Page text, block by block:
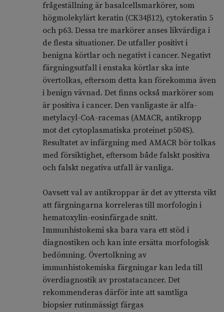
frågeställning är basalcellsmarkörer, som
högmolekylärt keratin (CK34β12), cytokeratin 5
och p63. Dessa tre markörer anses likvärdiga i
de flesta situationer. De utfaller positivt i
benigna körtlar och negativt i cancer. Negativt
färgningsutfall i enstaka körtlar ska inte
övertolkas, eftersom detta kan förekomma även
i benign vävnad. Det finns också markörer som
är positiva i cancer. Den vanligaste är alfa-
metylacyl-CoA-racemas (AMACR, antikropp
mot det cytoplasmatiska proteinet p504S).
Resultatet av infärgning med AMACR bör tolkas
med försiktighet, eftersom både falskt positiva
och falskt negativa utfall är vanliga.
Oavsett val av antikroppar är det av yttersta vikt
att färgningarna korreleras till morfologin i
hematoxylin-eosinfärgade snitt.
Immunhistokemi ska bara vara ett stöd i
diagnostiken och kan inte ersätta morfologisk
bedömning. Övertolkning av
immunhistokemiska färgningar kan leda till
överdiagnostik av prostatacancer. Det
rekommenderas därför inte att samtliga
biopsier rutinmässigt färgas